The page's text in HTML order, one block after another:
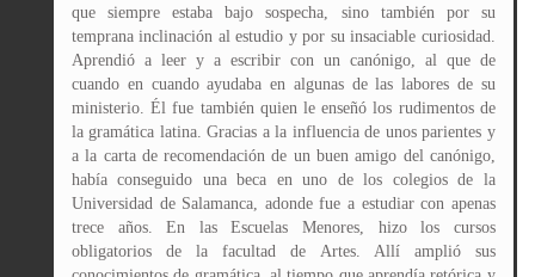
que siempre estaba bajo sospecha, sino también por su
temprana inclinación al estudio y por su insaciable curiosidad.
Aprendió a leer y a escribir con un canónigo, al que de
cuando en cuando ayudaba en algunas de las labores de su
ministerio. Él fue también quien le enseñó los rudimentos de
la gramática latina. Gracias a la influencia de unos parientes y
a la carta de recomendación de un buen amigo del canónigo,
había conseguido una beca en uno de los colegios de la
Universidad de Salamanca, adonde fue a estudiar con apenas
trece años. En las Escuelas Menores, hizo los cursos
obligatorios de la facultad de Artes. Allí amplió sus